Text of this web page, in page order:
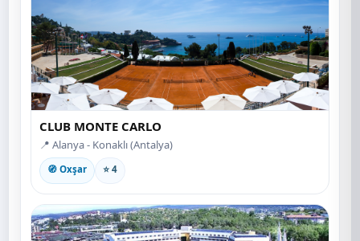
CLUB MONTE CARLO
📍 Alanya - Konaklı (Antalya)
🧭 Oxşar ⭐ 4